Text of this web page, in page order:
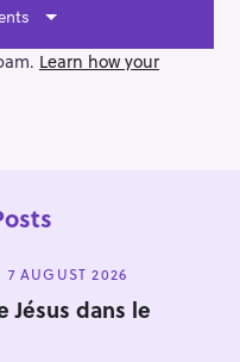
Learn how your
7 AUGUST 2026
Jésus dans le